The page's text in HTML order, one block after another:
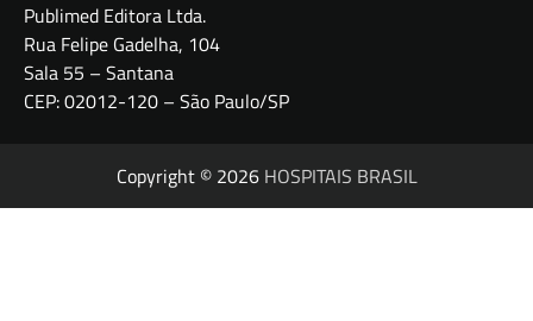
Publimed Editora Ltda.
Rua Felipe Gadelha, 104
Sala 55 – Santana
CEP: 02012-120 – São Paulo/SP
Copyright © 2026 HOSPITAIS BRASIL